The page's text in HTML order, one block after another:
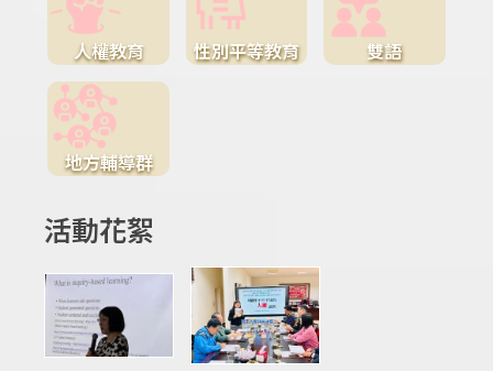
人權教育 性別平等教育 雙語
地方輔導群
活動花絮